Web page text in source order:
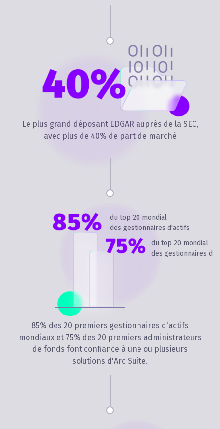
Le plus grand déposant EDGAR auprès de la SEC,
avec plus de 40% de part de marché
du top 20 mondial
des gestionnaires d'actifs
du top 20 mondial
des gestionnaires de
85% des 20 premiers gestionnaires d'actifs
mondiaux et 75% des 20 premiers administrateurs
de fonds font confiance à une ou plusieurs
solutions d'Arc Suite.